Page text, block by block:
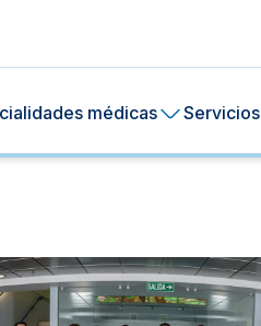
médicas Servicios